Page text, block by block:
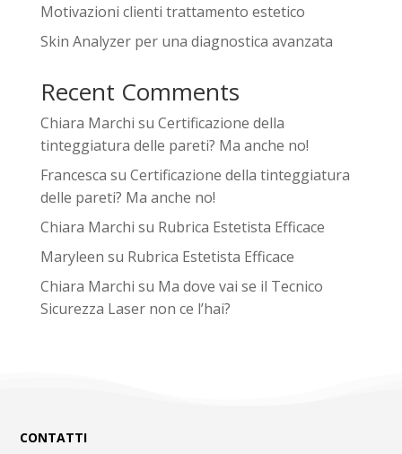
Motivazioni clienti trattamento estetico
Skin Analyzer per una diagnostica avanzata
Recent Comments
Chiara Marchi su Certificazione della
tinteggiatura delle pareti? Ma anche no!
Francesca su Certificazione della tinteggiatura
delle pareti? Ma anche no!
Chiara Marchi su Rubrica Estetista Efficace
Maryleen su Rubrica Estetista Efficace
Chiara Marchi su Ma dove vai se il Tecnico
Sicurezza Laser non ce l’hai?
CONTATTI